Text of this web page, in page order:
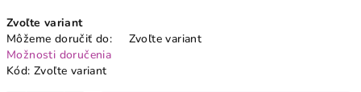
cena:
Zvoľte variant
Môžeme doručiť do:
Zvoľte variant
Možnosti doručenia
Kód: Zvoľte variant